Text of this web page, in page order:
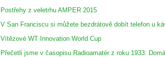
Postřehy z veletrhu AMPER 2015
V San Franciscu si můžete bezdrátově dobít telefon u
Vítězové WT Innovation World Cup
Přečetli jsme v časopisu Radioamatér z roku 1933: